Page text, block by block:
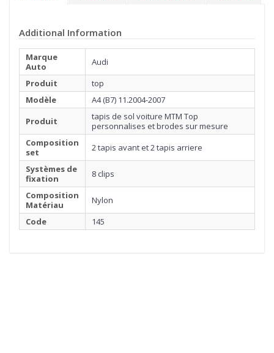
Additional Information
Marque
Auto
Audi
Produit
top
Modèle
A4 (B7) 11.2004-2007
Produit
tapis de sol voiture MTM Top
personnalises et brodes sur mesure
Composition
set
2 tapis avant et 2 tapis arriere
Systèmes de
fixation
8 clips
Composition
Matériau
Nylon
Code
145